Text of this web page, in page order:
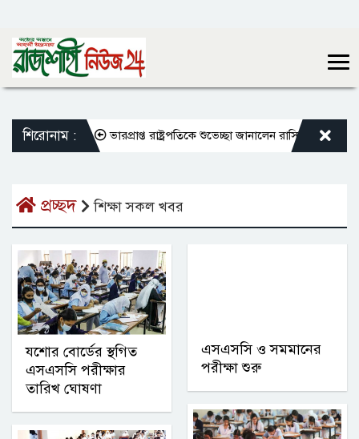
শিরোনাম :
চালু ভারপ্রাপ্ত রাষ্ট্রপতিকে শুভেচ্ছা জানালেন রাসিক প্রশাসক
প্রচ্ছদ শিক্ষা সকল খবর
যশোর বোর্ডের স্থগিত
এসএসসি পরীক্ষার
তারিখ ঘোষণা
এসএসসি ও সমমানের
পরীক্ষা শুরু